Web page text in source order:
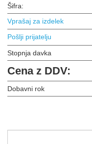
Šifra:
Vprašaj za izdelek
Pošlji prijatelju
Stopnja davka
Cena z DDV:
Dobavni rok